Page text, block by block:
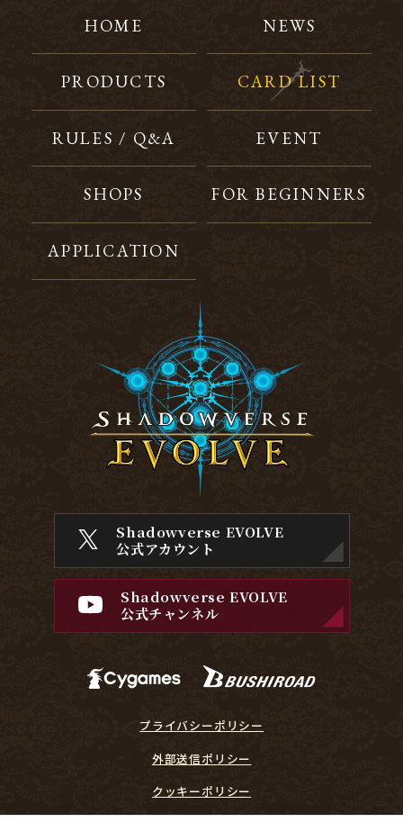
HOME NEWS
PRODUCTS CARD LIST
RULES / Q&A EVENT
SHOPS FOR BEGINNERS
APPLICATION
Shadowverse EVOLVE
公式アカウント
Shadowverse EVOLVE
公式チャンネル
プライバシーポリシー
外部送信ポリシー
クッキーポリシー